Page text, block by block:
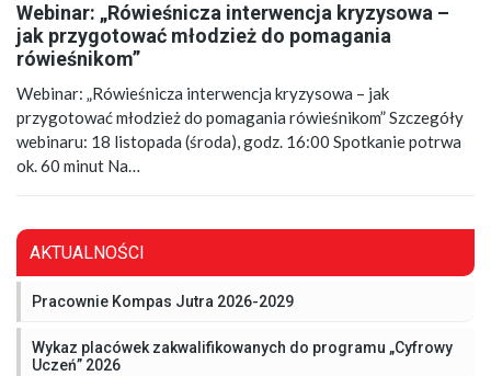
Webinar: „Rówieśnicza interwencja kryzysowa –
jak przygotować młodzież do pomagania
rówieśnikom”
Webinar: „Rówieśnicza interwencja kryzysowa – jak
przygotować młodzież do pomagania rówieśnikom” Szczegóły
webinaru: 18 listopada (środa), godz. 16:00 Spotkanie potrwa
ok. 60 minut Na…
AKTUALNOŚCI
Pracownie Kompas Jutra 2026-2029
Wykaz placówek zakwalifikowanych do programu „Cyfrowy
Uczeń” 2026